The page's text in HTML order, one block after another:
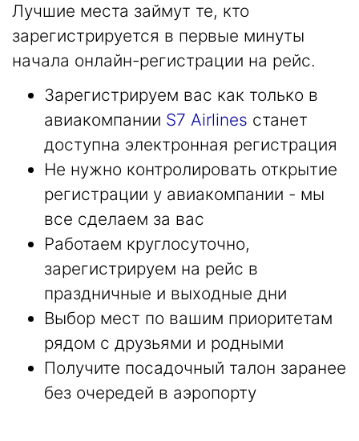
Лучшие места займут те, кто
зарегистрируется в первые минуты
начала онлайн-регистрации на рейс.
Зарегистрируем вас как только в
авиакомпании S7 Airlines станет
доступна электронная регистрация
Не нужно контролировать открытие
регистрации у авиакомпании - мы
все сделаем за вас
Работаем круглосуточно,
зарегистрируем на рейс в
праздничные и выходные дни
Выбор мест по вашим приоритетам
рядом с друзьями и родными
Получите посадочный талон заранее
без очередей в аэропорту